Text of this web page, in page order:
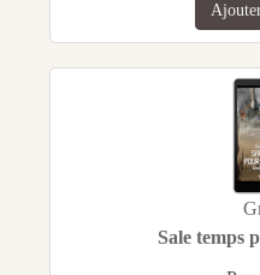
Sale temps